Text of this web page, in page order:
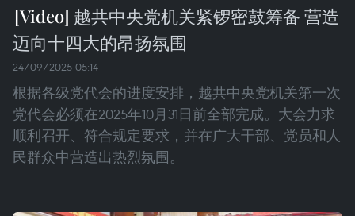
越共中央党机关紧锣密鼓筹备 营造
迈向十四大的昂扬氛围
24/09/2025 05:14
根据各级党代会的进度安排，越共中央党机关第一次
党代会必须在2025年10月31日前全部完成。大会力求
顺利召开、符合规定要求，并在广大干部、党员和人
民群众中营造出热烈氛围。